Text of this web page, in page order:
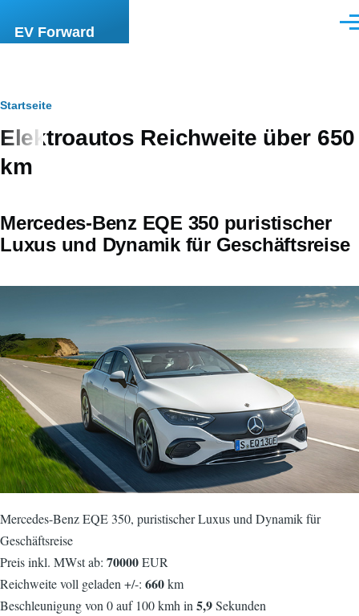
EV Forward
Pfadnavigation
Startseite
Elektroautos Reichweite über 650
km
Mercedes-Benz EQE 350 puristischer
Luxus und Dynamik für Geschäftsreise
Mercedes-Benz EQE 350, puristischer Luxus und Dynamik für
Geschäftsreise
Preis inkl. MWst ab: 70000EUR
Reichweite voll geladen +/-: 660km
Beschleunigung von 0 auf 100 kmh in 5,9Sekunden